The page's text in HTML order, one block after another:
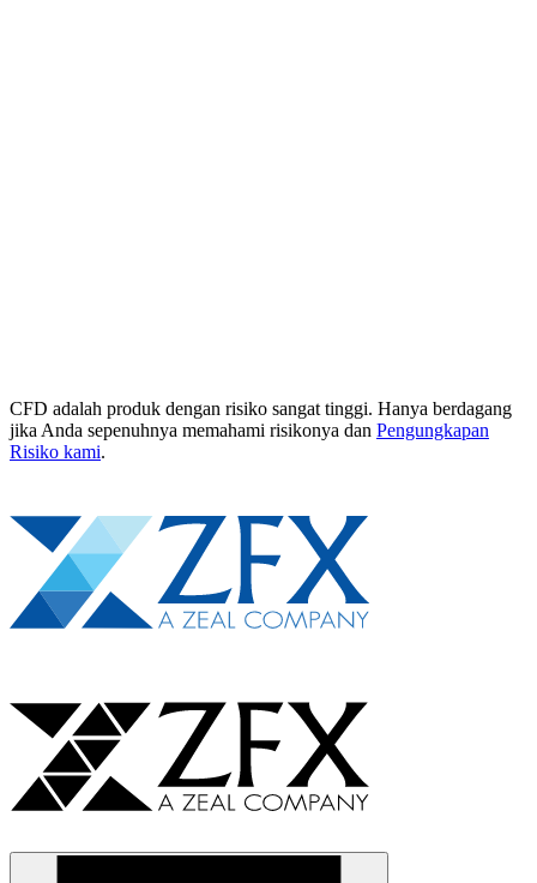
CFD adalah produk dengan risiko sangat tinggi. Hanya berdagang
jika Anda sepenuhnya memahami risikonya dan Pengungkapan
Risiko kami.